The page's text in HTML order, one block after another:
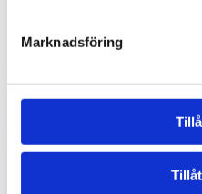
Marknadsföring
Footer